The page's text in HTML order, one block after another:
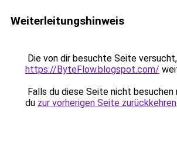
Weiterleitungshinweis
Die von dir besuchte Seite
https://ByteFlow.blogspot.com/
Falls du diese Seite nicht
du zur vorherigen Seite zurückkehren.